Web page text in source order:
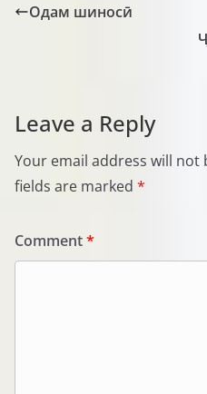
Одам шиносӣ
Leave a Reply
Your email address will not
fields are marked *
Comment*